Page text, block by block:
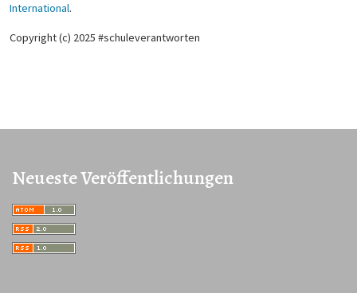
International.
Copyright (c) 2025 #schuleverantworten
Neueste Veröffentlichungen